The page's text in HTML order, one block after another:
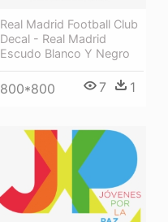
Real Madrid Football Club
Decal - Real Madrid
Escudo Blanco Y Negro
800*800 7 1